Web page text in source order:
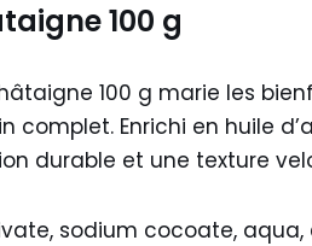
100 g
100 g marie les
complet. Enrichi en huile
durable et une texture
sodium cocoate,